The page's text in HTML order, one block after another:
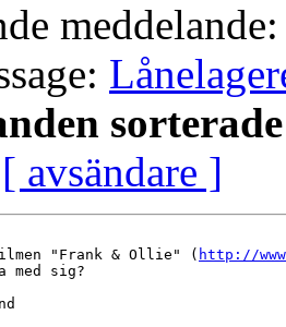
[ avsändare ]
"Frank & Ollie" ( http://
med sig?